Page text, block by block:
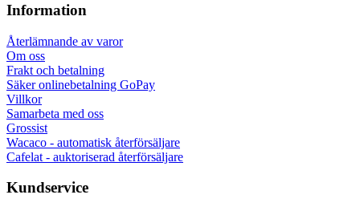
Information
Återlämnande av varor
Om oss
Frakt och betalning
Säker onlinebetalning GoPay
Villkor
Samarbeta med oss
Grossist
Wacaco - automatisk återförsäljare
Cafelat - auktoriserad återförsäljare
Kundservice